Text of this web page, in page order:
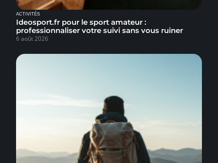
ACTIVITÉS
Ideosport.fr pour le sport amateur :
professionnaliser votre suivi sans vous ruiner
6 août 2026